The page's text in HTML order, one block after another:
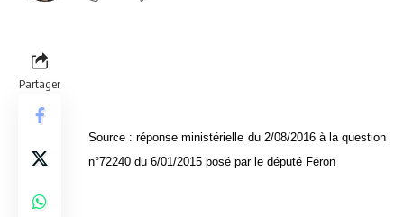
Partager
Source : réponse ministérielle du 2/08/2016 à la question
n°72240 du 6/01/2015 posé par le député Féron